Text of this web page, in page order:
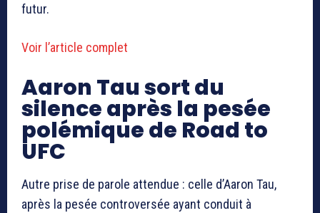
futur.
Voir l’article complet
Aaron Tau sort du
silence après la pesée
polémique de Road to
UFC
Autre prise de parole attendue : celle d’Aaron Tau,
après la pesée controversée ayant conduit à